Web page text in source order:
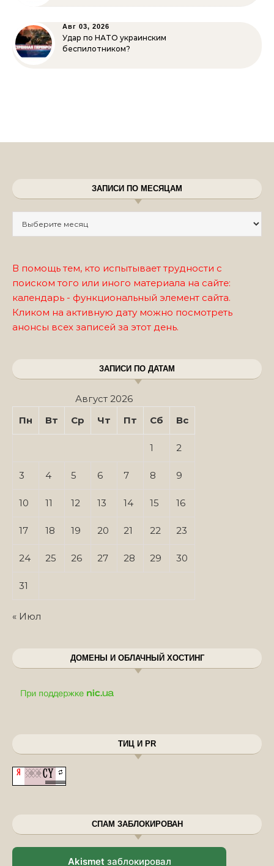
Авг 03, 2026
Удар по НАТО украинским
беспилотником?
ЗАПИСИ ПО МЕСЯЦАМ
В помощь тем, кто испытывает трудности с
поиском того или иного материала на сайте:
календарь - функциональный элемент сайта.
Кликом на активную дату можно посмотреть
анонсы всех записей за этот день.
ЗАПИСИ ПО ДАТАМ
Август 2026
Пн
Вт Ср Чт Пт Сб Вс
1 2
3 4 5 6 7 8 9
10 11 12 13 14 15 16
17 18 19 20 21 22 23
24 25 26 27 28 29 30
31
« Июл
ДОМЕНЫ И ОБЛАЧНЫЙ ХОСТИНГ
ТИЦ И PR
СПАМ ЗАБЛОКИРОВАН
Akismet заблокировал